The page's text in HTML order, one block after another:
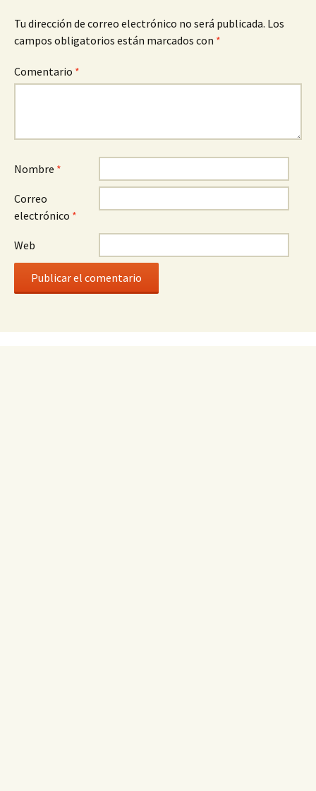
Tu dirección de correo electrónico no será publicada. Los
campos obligatorios están marcados con *
Comentario *
Nombre *
Correo
electrónico *
Web